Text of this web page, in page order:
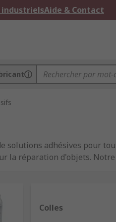
industrielsAide & Contact
solutions adhésives pour
la réparation d'objets.
adhésif ?
des colles et des
Colles